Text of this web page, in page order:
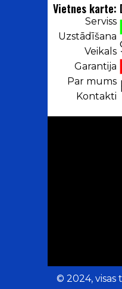
© 2024, visas
Kontakti
Par mums
Garantija
Veikals
Uzstādīšana
Serviss
Vietnes karte: